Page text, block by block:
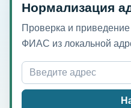
Нормализация
Проверка и приведение
ФИАС из локальной